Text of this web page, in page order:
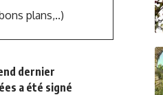
plans,..)
dernier
a été signé